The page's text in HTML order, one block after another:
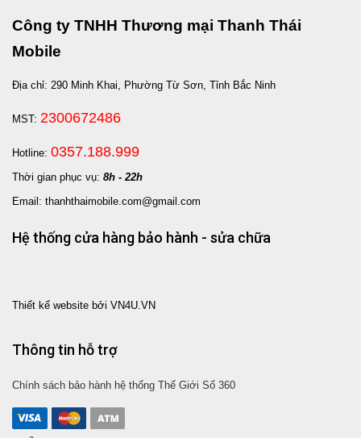
Công ty TNHH Thương mại Thanh Thái
Mobile
Địa chỉ: 290 Minh Khai, Phường Từ Sơn, Tỉnh Bắc Ninh
MST: 2300672486
Hotline: 0357.188.999
Thời gian phục vụ: 8h - 22h
Email: thanhthaimobile.com@gmail.com
Hệ thống cửa hàng bảo hành - sửa chữa
Thiết kế website bởi VN4U.VN
Thông tin hỗ trợ
Chính sách bảo hành hệ thống Thế Giới Số 360